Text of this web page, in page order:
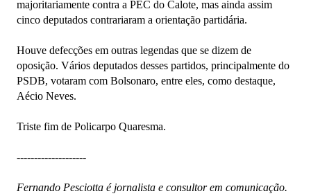
majoritariamente contra a PEC do Calote, mas ainda assim
cinco deputados contrariaram a orientação partidária.
Houve defecções em outras legendas que se dizem de
oposição. Vários deputados desses partidos, principalmente do
PSDB, votaram com Bolsonaro, entre eles, como destaque,
Aécio Neves.
Triste fim de Policarpo Quaresma.
--------------------
Fernando Pesciotta é jornalista e consultor em comunicação.